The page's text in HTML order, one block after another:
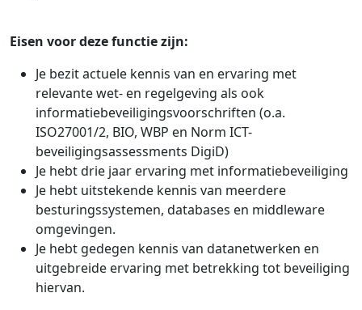
Eisen voor deze functie zijn:
Je bezit actuele kennis van en ervaring met
relevante wet- en regelgeving als ook
informatiebeveiligingsvoorschriften (o.a.
ISO27001/2, BIO, WBP en Norm ICT-
beveiligingsassessments DigiD)
Je hebt drie jaar ervaring met informatiebeveiliging
Je hebt uitstekende kennis van meerdere
besturingssystemen, databases en middleware
omgevingen.
Je hebt gedegen kennis van datanetwerken en
uitgebreide ervaring met betrekking tot beveiliging
hiervan.